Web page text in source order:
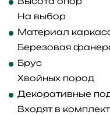
На выбор
Материал
Березовая
Брус
Хвойных пород
Декоративные
Входят в комплект